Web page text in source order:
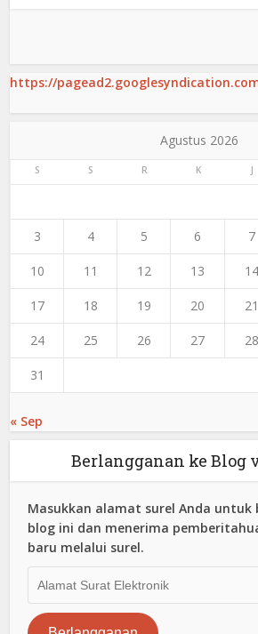
https://
Agustus 2026
S S R K J
3 4 5 6 7
10 11 12 13 14
17 18 19 20 21
24 25 26 27 28
31
« Sep
Berlangganan ke Blog
Masukkan alamat surel Anda untuk
blog ini dan menerima
baru melalui surel.
Surat
Elektronik